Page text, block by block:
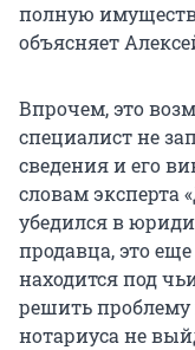
полную
объясняет
Впрочем, это
специалист не
сведения и его
словам эксперта
убедился в
продавца, это
находится под
решить
нотариуса не